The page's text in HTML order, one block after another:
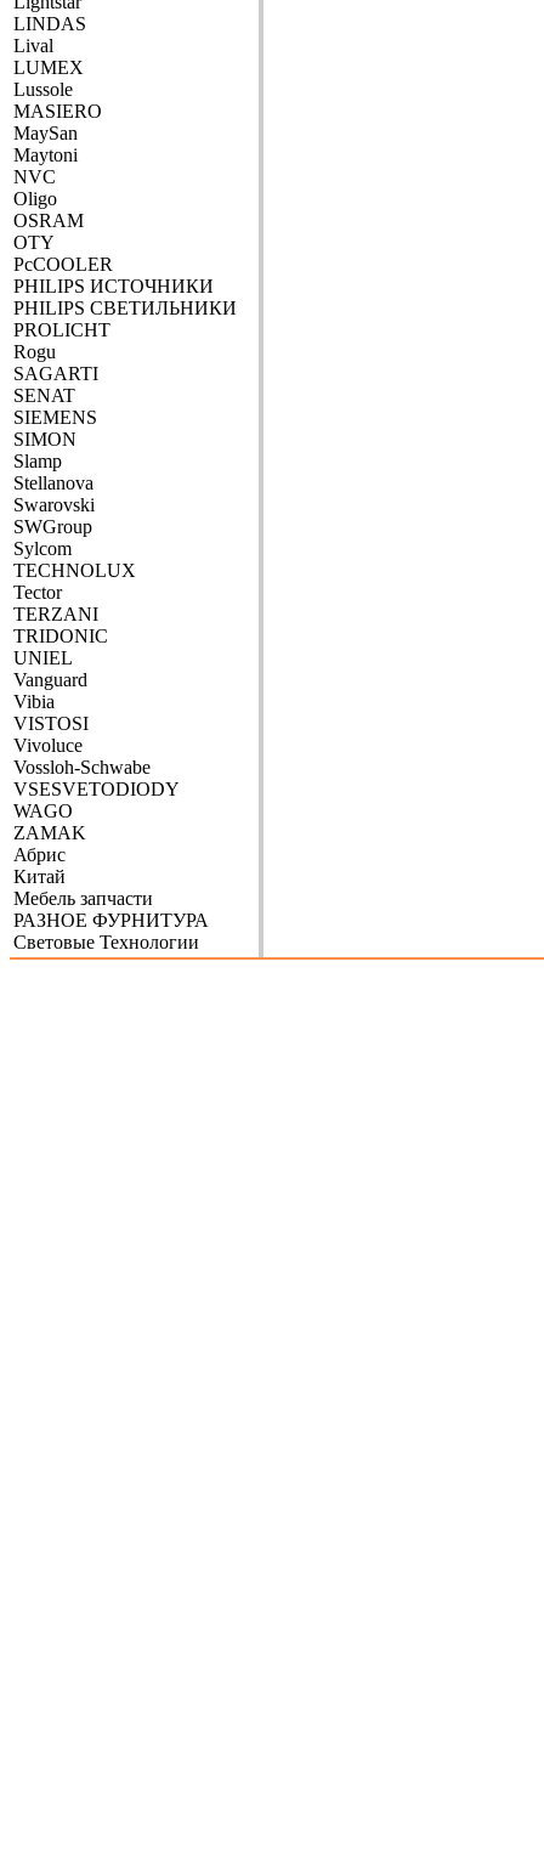
LINDAS
Lival
LUMEX
Lussole
MASIERO
MaySan
Maytoni
NVC
Oligo
OSRAM
OTY
PcCOOLER
PHILIPS ИСТОЧНИКИ
PHILIPS СВЕТИЛЬНИКИ
PROLICHT
Rogu
SAGARTI
SENAT
SIEMENS
SIMON
Slamp
Stellanova
Swarovski
SWGroup
Sylcom
TECHNOLUX
Tector
TERZANI
TRIDONIC
UNIEL
Vanguard
Vibia
VISTOSI
Vivoluce
Vossloh-Schwabe
VSESVETODIODY
WAGO
ZAMAK
Абрис
Китай
Мебель запчасти
РАЗНОЕ ФУРНИТУРА
Световые Технологии